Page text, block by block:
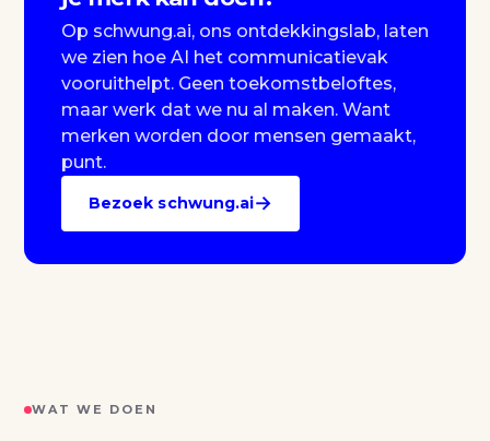
Op schwung.ai, ons ontdekkingslab, laten
we zien hoe AI het communicatievak
vooruithelpt. Geen toekomstbeloftes,
maar werk dat we nu al maken. Want
merken worden door mensen gemaakt,
punt.
Bezoek schwung.ai→
WAT WE DOEN